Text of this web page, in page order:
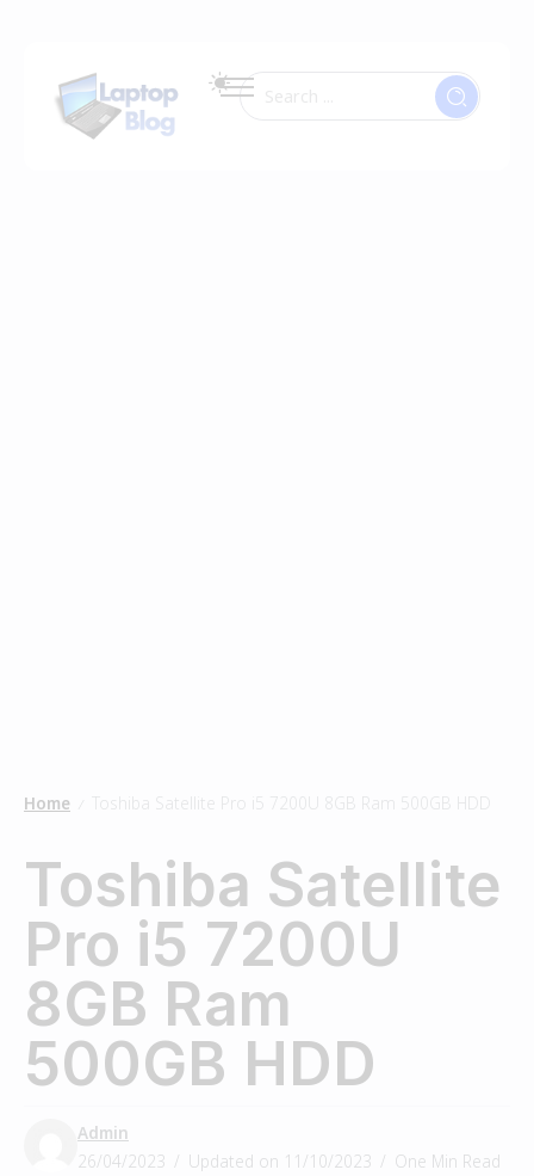
Home Toshiba Satellite Pro i5 7200U 8GB Ram 500GB HDD
Toshiba Satellite
Pro i5 7200U
8GB Ram
500GB HDD
Admin
26/04/2023
Updated on 11/10/2023
One Min Read